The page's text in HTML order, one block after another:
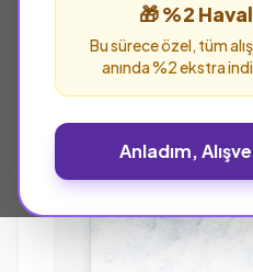
🎁 %2
Bu sürece özel, tüm
anında %2 ekstra
Anladım,